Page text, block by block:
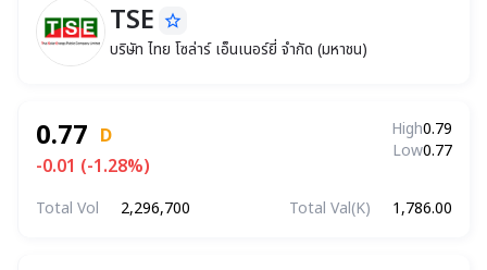
TSE บริษัท ไทย โซล่าร์ เอ็นเนอร์ยี่ จำกัด (มหาชน)
TSE star_border
บริษัท ไทย โซล่าร์ เอ็นเนอร์ยี่ จำกัด (มหาชน)
0.77 D
-0.01 (-1.28%)
High0.79
Low0.77
Total Vol 2,296,700 Total Val(K) 1,786.00